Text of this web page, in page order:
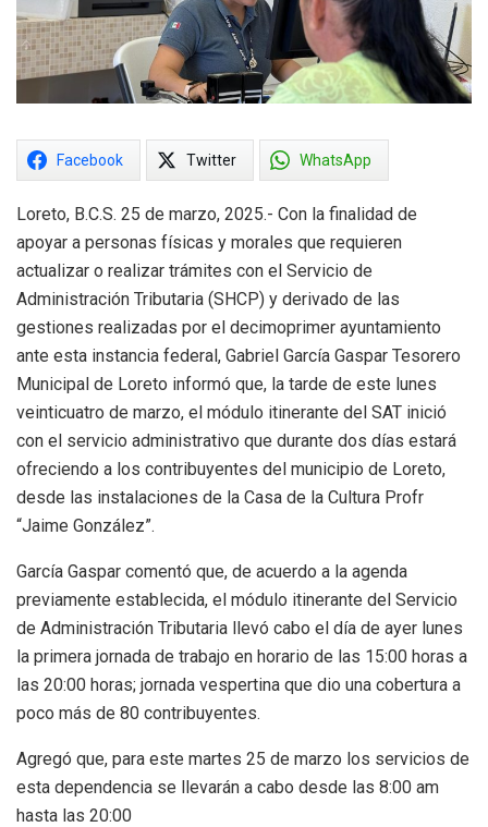
Facebook Twitter WhatsApp
Loreto, B.C.S. 25 de marzo, 2025.- Con la finalidad de
apoyar a personas físicas y morales que requieren
actualizar o realizar trámites con el Servicio de
Administración Tributaria (SHCP) y derivado de las
gestiones realizadas por el decimoprimer ayuntamiento
ante esta instancia federal, Gabriel García Gaspar Tesorero
Municipal de Loreto informó que, la tarde de este lunes
veinticuatro de marzo, el módulo itinerante del SAT inició
con el servicio administrativo que durante dos días estará
ofreciendo a los contribuyentes del municipio de Loreto,
desde las instalaciones de la Casa de la Cultura Profr
“Jaime González”.
García Gaspar comentó que, de acuerdo a la agenda
previamente establecida, el módulo itinerante del Servicio
de Administración Tributaria llevó cabo el día de ayer lunes
la primera jornada de trabajo en horario de las 15:00 horas a
las 20:00 horas; jornada vespertina que dio una cobertura a
poco más de 80 contribuyentes.
Agregó que, para este martes 25 de marzo los servicios de
esta dependencia se llevarán a cabo desde las 8:00 am
hasta las 20:00